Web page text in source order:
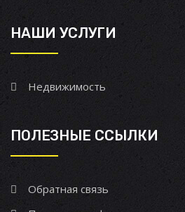
НАШИ УСЛУГИ
Недвижимость
ПОЛЕЗНЫЕ ССЫЛКИ
Обратная связь